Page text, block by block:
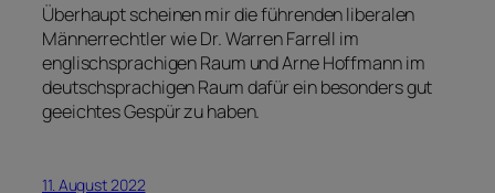
Überhaupt scheinen mir die führenden liberalen
Männerrechtler wie Dr. Warren Farrell im
englischsprachigen Raum und Arne Hoffmann im
deutschsprachigen Raum dafür ein besonders gut
geeichtes Gespür zu haben.
11. August 2022